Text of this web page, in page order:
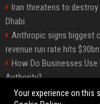
Iran threatens to destroy
Dhabi
Anthropic signs biggest
revenue run rate hits $30bn
How Do Businesses
Authority?
Vibe coding is flooding
Your experience on this